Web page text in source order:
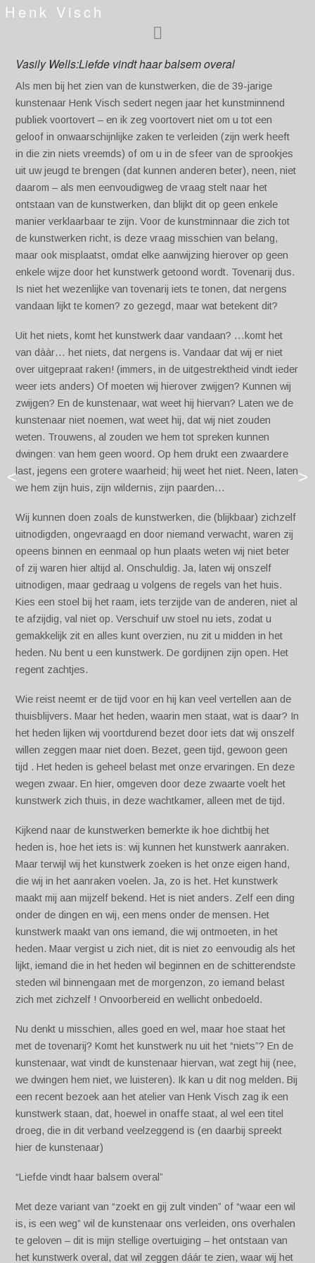
Henk Visch
>
<
Vasily Wells:Liefde vindt haar balsem overal
Als men bij het zien van de kunstwerken, die de 39-jarige
kunstenaar Henk Visch sedert negen jaar het kunstminnend
publiek voortovert – en ik zeg voortovert niet om u tot een
geloof in onwaarschijnlijke zaken te verleiden (zijn werk heeft
in die zin niets vreemds) of om u in de sfeer van de sprookjes
uit uw jeugd te brengen (dat kunnen anderen beter), neen, niet
daarom – als men eenvoudigweg de vraag stelt naar het
ontstaan van de kunstwerken, dan blijkt dit op geen enkele
manier verklaarbaar te zijn. Voor de kunstminnaar die zich tot
de kunstwerken richt, is deze vraag misschien van belang,
maar ook misplaatst, omdat elke aanwijzing hierover op geen
enkele wijze door het kunstwerk getoond wordt. Tovenarij dus.
Is niet het wezenlijke van tovenarij iets te tonen, dat nergens
vandaan lijkt te komen? zo gezegd, maar wat betekent dit?
Uit het niets, komt het kunstwerk daar vandaan? …komt het
van dààr… het niets, dat nergens is. Vandaar dat wij er niet
over uitgepraat raken! (immers, in de uitgestrektheid vindt ieder
weer iets anders) Of moeten wij hierover zwijgen? Kunnen wij
zwijgen? En de kunstenaar, wat weet hij hiervan? Laten we de
kunstenaar niet noemen, wat weet hij, dat wij niet zouden
weten. Trouwens, al zouden we hem tot spreken kunnen
dwingen: van hem geen woord. Op hem drukt een zwaardere
last, jegens een grotere waarheid; hij weet het niet. Neen, laten
we hem zijn huis, zijn wildernis, zijn paarden…
Wij kunnen doen zoals de kunstwerken, die (blijkbaar) zichzelf
uitnodigden, ongevraagd en door niemand verwacht, waren zij
opeens binnen en eenmaal op hun plaats weten wij niet beter
of zij waren hier altijd al. Onschuldig. Ja, laten wij onszelf
uitnodigen, maar gedraag u volgens de regels van het huis.
Kies een stoel bij het raam, iets terzijde van de anderen, niet al
te afzijdig, val niet op. Verschuif uw stoel nu iets, zodat u
gemakkelijk zit en alles kunt overzien, nu zit u midden in het
heden. Nu bent u een kunstwerk. De gordijnen zijn open. Het
regent zachtjes.
Wie reist neemt er de tijd voor en hij kan veel vertellen aan de
thuisblijvers. Maar het heden, waarin men staat, wat is daar? In
het heden lijken wij voortdurend bezet door iets dat wij onszelf
willen zeggen maar niet doen. Bezet, geen tijd, gewoon geen
tijd . Het heden is geheel belast met onze ervaringen. En deze
wegen zwaar. En hier, omgeven door deze zwaarte voelt het
kunstwerk zich thuis, in deze wachtkamer, alleen met de tijd.
Kijkend naar de kunstwerken bemerkte ik hoe dichtbij het
heden is, hoe het iets is: wij kunnen het kunstwerk aanraken.
Maar terwijl wij het kunstwerk zoeken is het onze eigen hand,
die wij in het aanraken voelen. Ja, zo is het. Het kunstwerk
maakt mij aan mijzelf bekend. Het is niet anders. Zelf een ding
onder de dingen en wij, een mens onder de mensen. Het
kunstwerk maakt van ons iemand, die wij ontmoeten, in het
heden. Maar vergist u zich niet, dit is niet zo eenvoudig als het
lijkt, iemand die in het heden wil beginnen en de schitterendste
steden wil binnengaan met de morgenzon, zo iemand belast
zich met zichzelf ! Onvoorbereid en wellicht onbedoeld.
Nu denkt u misschien, alles goed en wel, maar hoe staat het
met de tovenarij? Komt het kunstwerk nu uit het “niets”? En de
kunstenaar, wat vindt de kunstenaar hiervan, wat zegt hij (nee,
we dwingen hem niet, we luisteren). Ik kan u dit nog melden. Bij
een recent bezoek aan het atelier van Henk Visch zag ik een
kunstwerk staan, dat, hoewel in onaffe staat, al wel een titel
droeg, die in dit verband veelzeggend is (en daarbij spreekt
hier de kunstenaar)
“Liefde vindt haar balsem overal”
Met deze variant van “zoekt en gij zult vinden” of “waar een wil
is, is een weg” wil de kunstenaar ons verleiden, ons overhalen
te geloven – dit is mijn stellige overtuiging – het ontstaan van
het kunstwerk overal, dat wil zeggen dáár te zien, waar wij het